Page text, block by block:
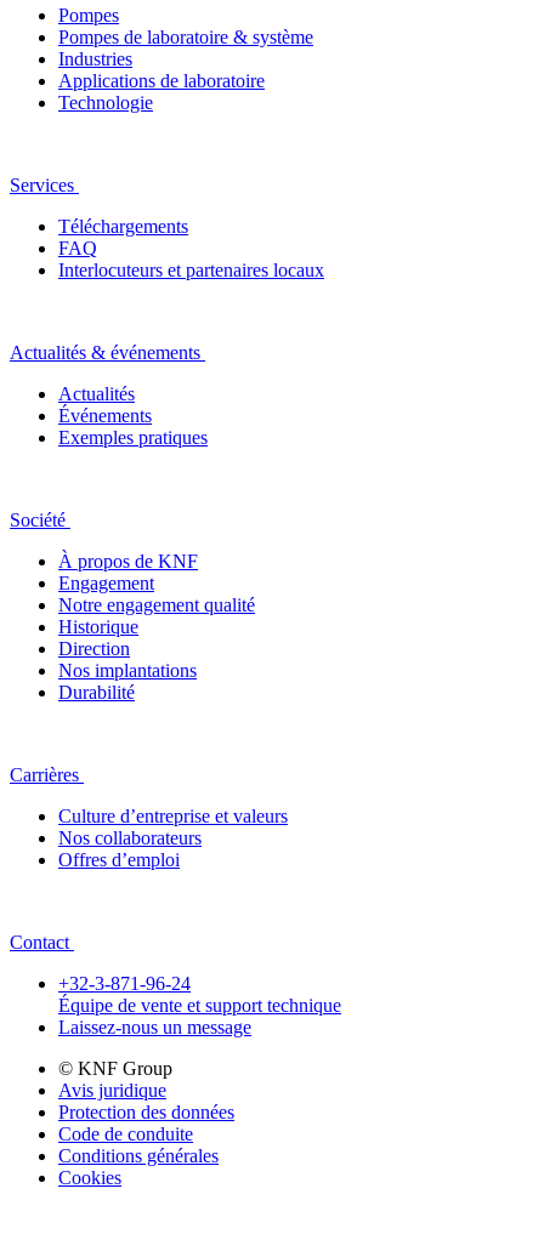
Pompes
Pompes de laboratoire & système
Industries
Applications de laboratoire
Technologie
Services
Téléchargements
FAQ
Interlocuteurs et partenaires locaux
Actualités & événements
Actualités
Événements
Exemples pratiques
Société
À propos de KNF
Engagement
Notre engagement qualité
Historique
Direction
Nos implantations
Durabilité
Carrières
Culture d’entreprise et valeurs
Nos collaborateurs
Offres d’emploi
Contact
+32-3-871-96-24
Équipe de vente et support technique
Laissez-nous un message
© KNF Group
Avis juridique
Protection des données
Code de conduite
Conditions générales
Cookies